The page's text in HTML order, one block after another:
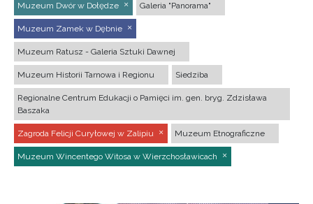
Muzeum Dwór w Dołędze Galeria "Panorama"
Muzeum Zamek w Dębnie
Muzeum Ratusz - Galeria Sztuki Dawnej
Muzeum Historii Tarnowa i Regionu Siedziba
Regionalne Centrum Edukacji o Pamięci im. gen. bryg. Zdzisława
Baszaka
Zagroda Felicji Curyłowej w Zalipiu Muzeum Etnograficzne
Muzeum Wincentego Witosa w Wierzchosławicach